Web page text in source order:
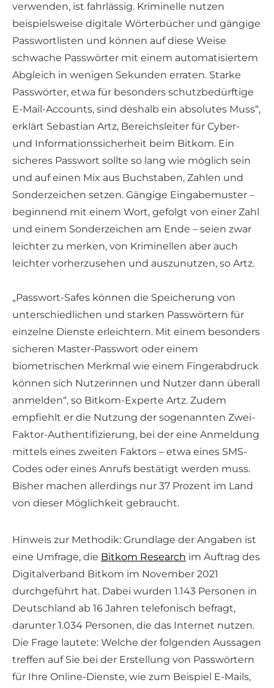
verwenden, ist fahrlässig. Kriminelle nutzen
beispielsweise digitale Wörterbücher und gängige
Passwortlisten und können auf diese Weise
schwache Passwörter mit einem automatisiertem
Abgleich in wenigen Sekunden erraten. Starke
Passwörter, etwa für besonders schutzbedürftige
E-Mail-Accounts, sind deshalb ein absolutes Muss“,
erklärt Sebastian Artz, Bereichsleiter für Cyber-
und Informationssicherheit beim Bitkom. Ein
sicheres Passwort sollte so lang wie möglich sein
und auf einen Mix aus Buchstaben, Zahlen und
Sonderzeichen setzen. Gängige Eingabemuster –
beginnend mit einem Wort, gefolgt von einer Zahl
und einem Sonderzeichen am Ende – seien zwar
leichter zu merken, von Kriminellen aber auch
leichter vorherzusehen und auszunutzen, so Artz.
„Passwort-Safes können die Speicherung von
unterschiedlichen und starken Passwörtern für
einzelne Dienste erleichtern. Mit einem besonders
sicheren Master-Passwort oder einem
biometrischen Merkmal wie einem Fingerabdruck
können sich Nutzerinnen und Nutzer dann überall
anmelden“, so Bitkom-Experte Artz. Zudem
empfiehlt er die Nutzung der sogenannten Zwei-
Faktor-Authentifizierung, bei der eine Anmeldung
mittels eines zweiten Faktors – etwa eines SMS-
Codes oder eines Anrufs bestätigt werden muss.
Bisher machen allerdings nur 37 Prozent im Land
von dieser Möglichkeit gebraucht.
Hinweis zur Methodik: Grundlage der Angaben ist
eine Umfrage, die Bitkom Research im Auftrag des
Digitalverband Bitkom im November 2021
durchgeführt hat. Dabei wurden 1.143 Personen in
Deutschland ab 16 Jahren telefonisch befragt,
darunter 1.034 Personen, die das Internet nutzen.
Die Frage lautete: Welche der folgenden Aussagen
treffen auf Sie bei der Erstellung von Passwörtern
für Ihre Online-Dienste, wie zum Beispiel E-Mails,